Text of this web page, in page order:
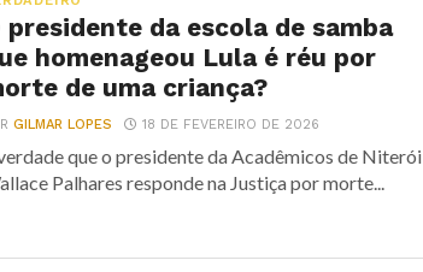
presidente da escola de samba
homenageou Lula é réu por
de uma criança?
GILMAR LOPES 18 DE FEVEREIRO DE 2026
que o presidente da Acadêmicos de Niterói
Palhares responde na Justiça por morte...